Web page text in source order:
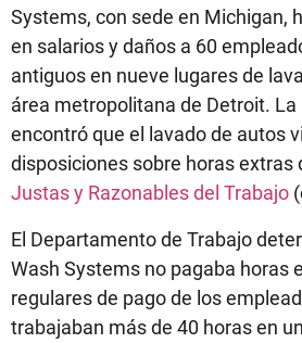
Systems, con sede en Michigan,
en salarios y daños a 60
antiguos en nueve lugares de
área metropolitana de Detroit.
encontró que el lavado de autos
disposiciones sobre horas extras
Justas y Razonables del Trabajo
El Departamento de Trabajo
Wash Systems no pagaba horas
regulares de pago de los
trabajaban más de 40 horas en